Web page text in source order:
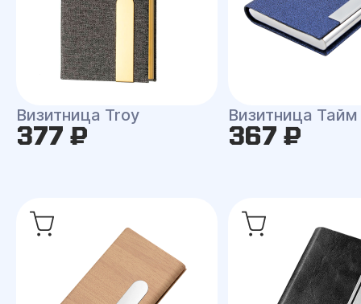
Визитница Troy
377 ₽
Визитница Тайм
367 ₽